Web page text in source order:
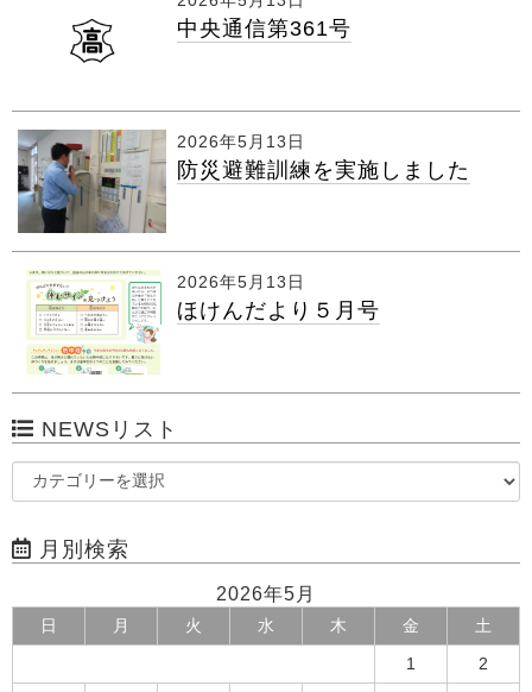
中央通信第361号
2026年5月13日
防災避難訓練を実施しました
2026年5月13日
ほけんだより５月号
NEWSリスト
月別検索
2026年5月
日 月 火 水 木 金 土
1 2